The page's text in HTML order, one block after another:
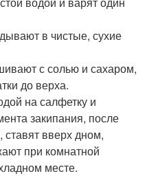
в чистые, сухие
с солью и сахаром,
до верха.
на салфетку и
закипания, после
вверх дном,
при комнатной
месте.